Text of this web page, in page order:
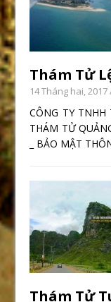
Thám Tử
14 Tháng hai, 2017
CÔNG TY TNHH
THÁM TỬ
_ BẢO MẬT
Thám Tử